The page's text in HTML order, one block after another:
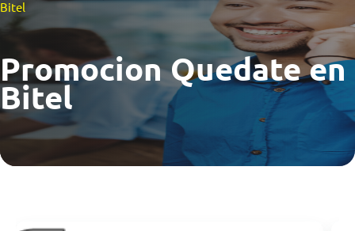
Bitel
Promocion Quedate en
Bitel